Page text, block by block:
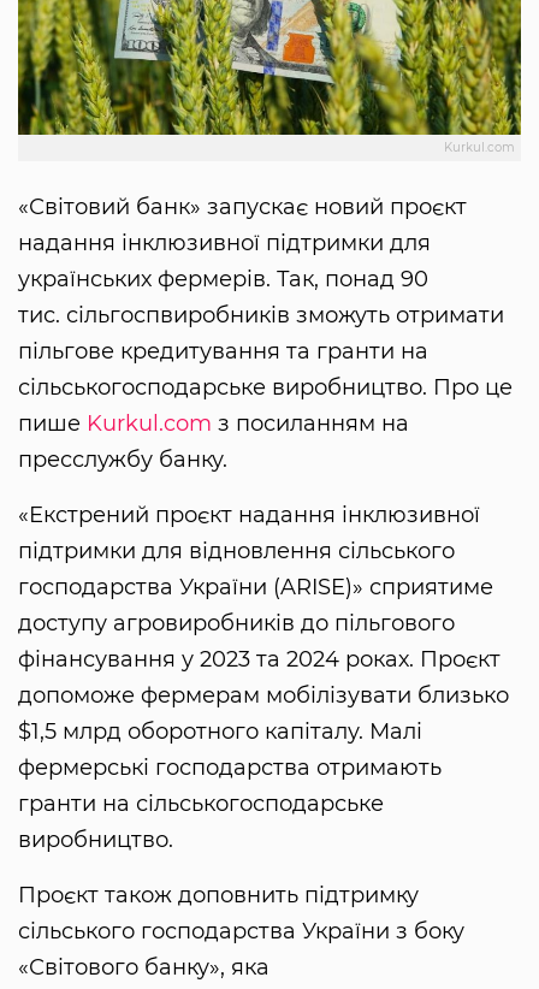
Kurkul.com
«Світовий банк» запускає новий проєкт
надання інклюзивної підтримки для
українських фермерів. Так, понад 90
тис. сільгоспвиробників зможуть отримати
пільгове кредитування та гранти на
сільськогосподарське виробництво. Про це
пише Kurkul.com з посиланням на
пресслужбу банку.
«Екстрений проєкт надання інклюзивної
підтримки для відновлення сільського
господарства України (ARISE)» сприятиме
доступу агровиробників до пільгового
фінансування у 2023 та 2024 роках. Проєкт
допоможе фермерам мобілізувати близько
$1,5 млрд оборотного капіталу. Малі
фермерські господарства отримають
гранти на сільськогосподарське
виробництво.
Проєкт також доповнить підтримку
сільського господарства України з боку
«Світового банку», яка